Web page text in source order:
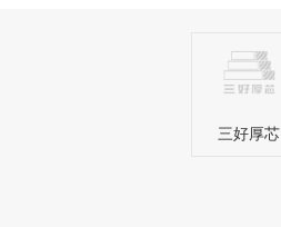
三好厚芯